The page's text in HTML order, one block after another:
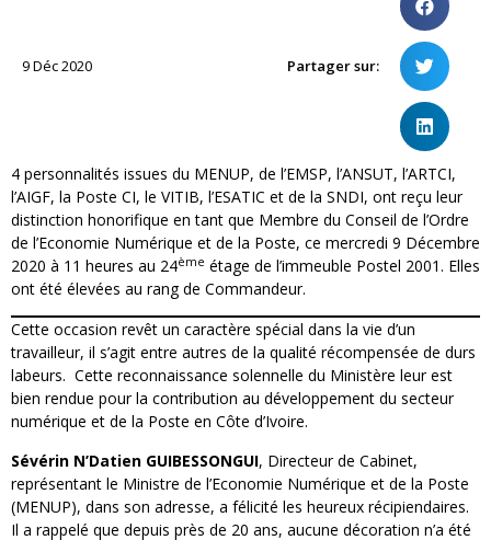
9 Déc 2020 Partager sur:
4 personnalités issues du MENUP, de l’EMSP, l’ANSUT, l’ARTCI,
l’AIGF, la Poste CI, le VITIB, l’ESATIC et de la SNDI, ont reçu leur
distinction honorifique en tant que Membre du Conseil de l’Ordre
de l’Economie Numérique et de la Poste, ce mercredi 9 Décembre
2020 à 11 heures au 24ème étage de l’immeuble Postel 2001. Elles
ont été élevées au rang de Commandeur.
Cette occasion revêt un caractère spécial dans la vie d’un
travailleur, il s’agit entre autres de la qualité récompensée de durs
labeurs. Cette reconnaissance solennelle du Ministère leur est
bien rendue pour la contribution au développement du secteur
numérique et de la Poste en Côte d’Ivoire.
Sévérin N’Datien GUIBESSONGUI, Directeur de Cabinet,
représentant le Ministre de l’Economie Numérique et de la Poste
(MENUP), dans son adresse, a félicité les heureux récipiendaires.
Il a rappelé que depuis près de 20 ans, aucune décoration n’a été